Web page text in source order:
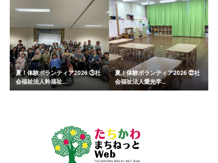
夏！体験ボランティア2026 ③社
会福祉法人幹福祉...
夏！体験ボランティア2026 ㉒社
会福祉法人愛光学...